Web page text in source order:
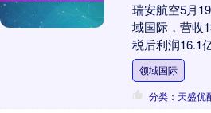
瑞安航空5月
域国际，营收
税后利润16.1
航空还宣布将
领域国际
分类：天盛优